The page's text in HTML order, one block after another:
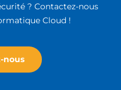
? Contactez-nous
Cloud !
nous